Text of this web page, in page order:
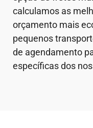
calculamos as
orçamento mais
pequenos
de agendamento
específicas dos